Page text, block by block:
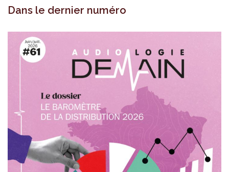
Dans le dernier numéro